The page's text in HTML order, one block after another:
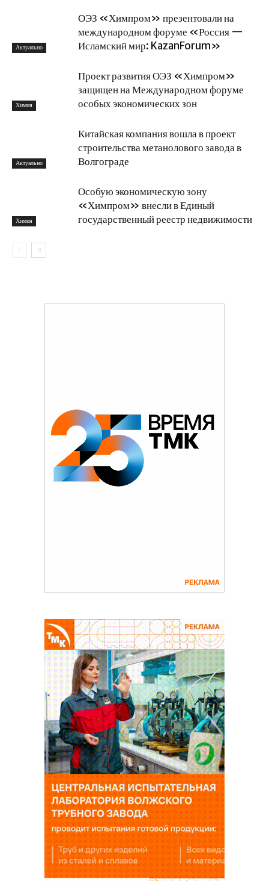
Актуально
ОЭЗ «Химпром» презентовали на
международном форуме «Россия —
Исламский мир: KazanForum»
Химия
Проект развития ОЭЗ «Химпром»
защищен на Международном форуме
особых экономических зон
Актуально
Китайская компания вошла в проект
строительства метанолового завода в
Волгограде
Химия
Особую экономическую зону
«Химпром» внесли в Единый
государственный реестр недвижимости